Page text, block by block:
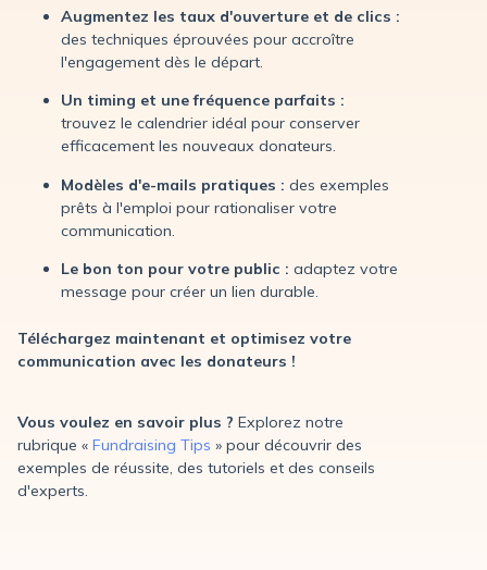
Augmentez les taux d'ouverture et de clics :
des techniques éprouvées pour accroître
l'engagement dès le départ.
Un timing et une fréquence parfaits :
trouvez le calendrier idéal pour conserver
efficacement les nouveaux donateurs.
Modèles d'e-mails pratiques : des exemples
prêts à l'emploi pour rationaliser votre
communication.
Le bon ton pour votre public : adaptez votre
message pour créer un lien durable.
Téléchargez maintenant et optimisez votre
communication avec les donateurs !
Vous voulez en savoir plus ? Explorez notre
rubrique « Fundraising Tips » pour découvrir des
exemples de réussite, des tutoriels et des conseils
d'experts.